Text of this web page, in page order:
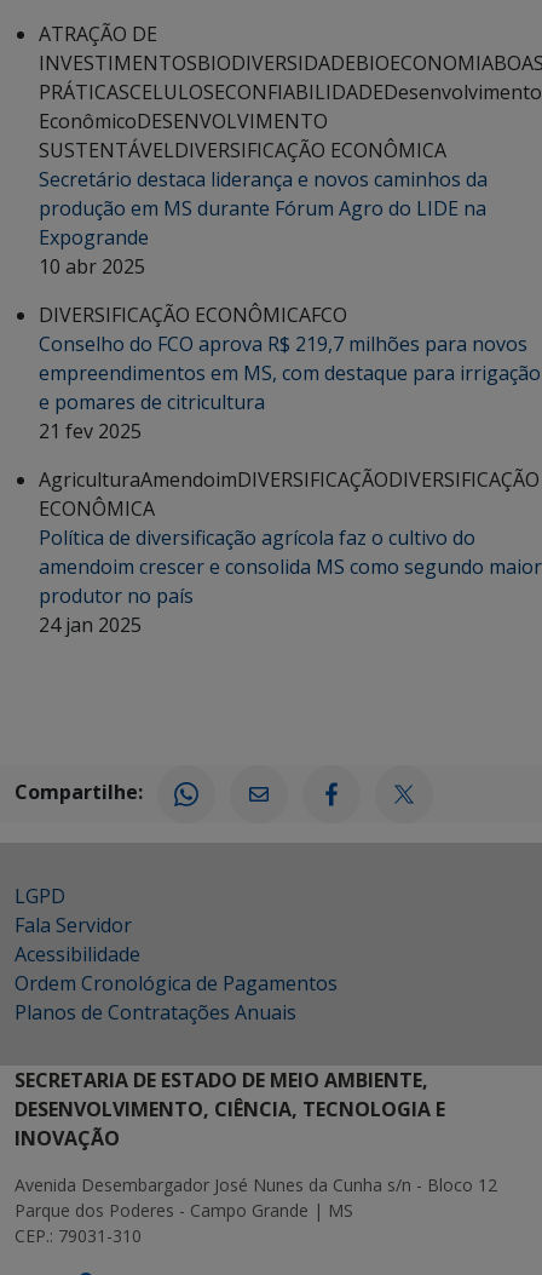
ATRAÇÃO DE
INVESTIMENTOSBIODIVERSIDADEBIOECONOMIA
PRÁTICASCELULOSECONFIABILIDADEDesenvolvimento
EconômicoDESENVOLVIMENTO
SUSTENTÁVELDIVERSIFICAÇÃO ECONÔMICA
Secretário destaca liderança e novos caminhos da
produção em MS durante Fórum Agro do LIDE na
Expogrande
10 abr 2025
DIVERSIFICAÇÃO ECONÔMICAFCO
Conselho do FCO aprova R$ 219,7 milhões para novos
empreendimentos em MS, com destaque para irrigação
e pomares de citricultura
21 fev 2025
AgriculturaAmendoimDIVERSIFICAÇÃODIVERSIFICAÇÃO
ECONÔMICA
Política de diversificação agrícola faz o cultivo do
amendoim crescer e consolida MS como segundo maior
produtor no país
24 jan 2025
Compartilhe:
LGPD
Fala Servidor
Acessibilidade
Ordem Cronológica de Pagamentos
Planos de Contratações Anuais
SECRETARIA DE ESTADO DE MEIO AMBIENTE,
DESENVOLVIMENTO, CIÊNCIA, TECNOLOGIA E
INOVAÇÃO
Avenida Desembargador José Nunes da Cunha s/n - Bloco 12
Parque dos Poderes - Campo Grande | MS
CEP.: 79031-310